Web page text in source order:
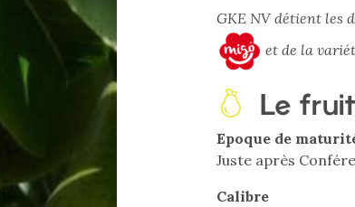
GKE NV détient les
et de la
Le fruit
Epoque de
Juste après
Calibre